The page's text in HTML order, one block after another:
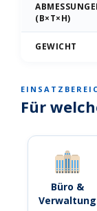
(B×T×H)
GEWICHT
Für
Büro &
Verwaltung